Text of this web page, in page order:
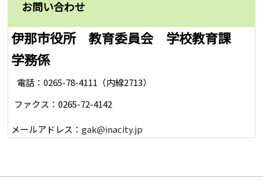
お問い合わせ
伊那市役所 教育委員会 学校教育課
学務係
電話：0265-78-4111（内線2713）
ファクス：0265-72-4142
メールアドレス：gak@inacity.jp